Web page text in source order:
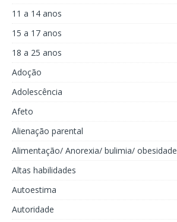
11 a 14 anos
15 a 17 anos
18 a 25 anos
Adoção
Adolescência
Afeto
Alienação parental
Alimentação/ Anorexia/ bulimia/ obesidade
Altas habilidades
Autoestima
Autoridade